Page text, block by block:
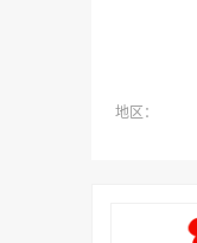
地区：